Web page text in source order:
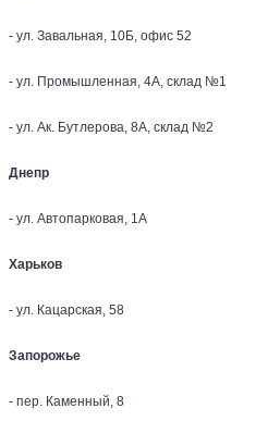
- ул. Завальная, 10Б, офис 52
- ул. Промышленная, 4А, склад №1
- ул. Ак. Бутлерова, 8А, склад №2
Днепр
- ул. Автопарковая, 1А
Харьков
- ул. Кацарская, 58
Запорожье
- пер. Каменный, 8